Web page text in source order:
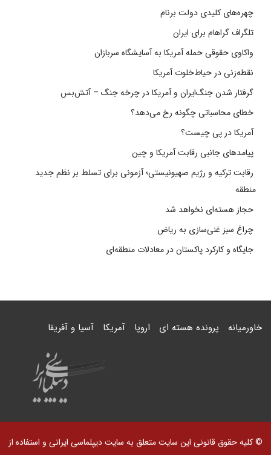
چهره‌های کلیدی دولت برنام
تلگراف گراهام برای ایران
واکاوی حقوقی حمله آمریکا به آسایشگاه سربازان
نقطه‌زنی در حیاط‌خلوت آمریکا
گرفتار شدن جنگ‌ایران و آمریکا در چرخه جنگ – آتش‌بس
خطای محاسباتی چگونه رخ می‌دهد؟
آمریکا در پی چیست؟
پیامدهای جانبی رقابت آمریکا و چین
رقابت ترکیه و رژیم صهیونیستی؛ آزمونی برای تسلط بر نظم جدید
منطقه
حجاز هسته‌ای نخواهد شد
چراغ سبز غنی‌سازی به ریاض
جایگاه و کارکرد پاکستان در معادلات منطقه‌ای
خاورمیانه پرونده هسته ای اروپا آمریکا آسیا و آفریقا
© کلیه حقوق قانونی این سایت متعلق به سایت دیپلماسی ایرانی و استفاده از